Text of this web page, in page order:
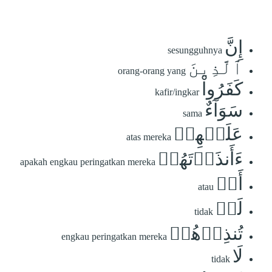
إِنَّ sesungguhnya
ٱلَّذِينَ orang-orang yang
كَفَرُواْ kafir/ingkar
سَوَآءٌ sama
عَلَيۡهِمۡ atas mereka
ءَأَنذَرۡتَهُمۡ apakah engkau peringatkan mereka
أَمۡ atau
لَمۡ tidak
تُنذِرۡهُمۡ engkau peringatkan mereka
لَا tidak